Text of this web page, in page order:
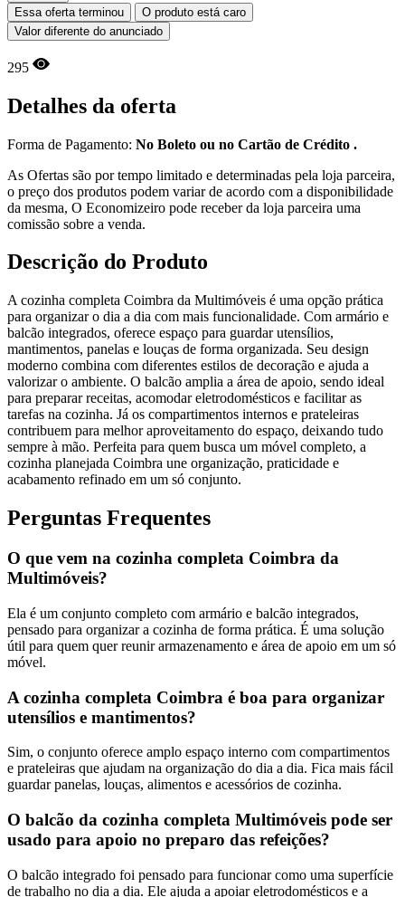
Essa oferta terminou
O produto está caro
Valor diferente do anunciado
295
Detalhes da oferta
Forma de Pagamento: No Boleto ou no Cartão de Crédito .
As Ofertas são por tempo limitado e determinadas pela loja parceira,
o preço dos produtos podem variar de acordo com a disponibilidade
da mesma, O Economizeiro pode receber da loja parceira uma
comissão sobre a venda.
Descrição do Produto
A cozinha completa Coimbra da Multimóveis é uma opção prática
para organizar o dia a dia com mais funcionalidade. Com armário e
balcão integrados, oferece espaço para guardar utensílios,
mantimentos, panelas e louças de forma organizada. Seu design
moderno combina com diferentes estilos de decoração e ajuda a
valorizar o ambiente. O balcão amplia a área de apoio, sendo ideal
para preparar receitas, acomodar eletrodomésticos e facilitar as
tarefas na cozinha. Já os compartimentos internos e prateleiras
contribuem para melhor aproveitamento do espaço, deixando tudo
sempre à mão. Perfeita para quem busca um móvel completo, a
cozinha planejada Coimbra une organização, praticidade e
acabamento refinado em um só conjunto.
Perguntas Frequentes
O que vem na cozinha completa Coimbra da
Multimóveis?
Ela é um conjunto completo com armário e balcão integrados,
pensado para organizar a cozinha de forma prática. É uma solução
útil para quem quer reunir armazenamento e área de apoio em um só
móvel.
A cozinha completa Coimbra é boa para organizar
utensílios e mantimentos?
Sim, o conjunto oferece amplo espaço interno com compartimentos
e prateleiras que ajudam na organização do dia a dia. Fica mais fácil
guardar panelas, louças, alimentos e acessórios de cozinha.
O balcão da cozinha completa Multimóveis pode ser
usado para apoio no preparo das refeições?
O balcão integrado foi pensado para funcionar como uma superfície
de trabalho no dia a dia. Ele ajuda a apoiar eletrodomésticos e a